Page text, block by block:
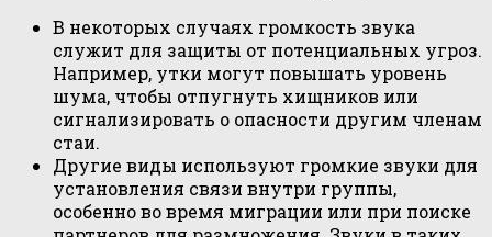
В некоторых случаях громкость звука
служит для защиты от потенциальных угроз.
Например, утки могут повышать уровень
шума, чтобы отпугнуть хищников или
сигнализировать о опасности другим членам
стаи.
Другие виды используют громкие звуки для
установления связи внутри группы,
особенно во время миграции или при поиске